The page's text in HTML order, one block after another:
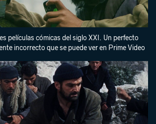
películas cómicas del siglo XXI. Un perfecto
incorrecto que se puede ver en Prime Video